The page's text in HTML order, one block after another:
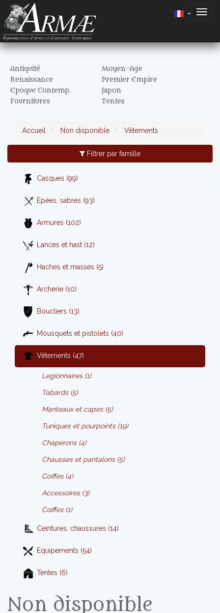
Antiquité
Moyen-Age
Renaissance
Premier Empire
Epoque Contemp.
Japon
Fournitures
Tentes
Accueil Non disponible Vêtements
Filtrer par famille
Casques (99)
Epées, sabres (93)
Armures (102)
Lances et hast (12)
Haches et masses (5)
Archerie (10)
Boucliers (13)
Mousquets et pistolets (40)
Vêtements (47)
Legionnaires (1)
Tabards (5)
Manteaux et capes (5)
Tuniques et pourpoints (19)
Chaperons (4)
Chausses et pantalons (5)
Coiffes (4)
Accessoires (3)
Coiffes (1)
Ceintures, chaussures (14)
Equipements (54)
Tentes (6)
Non disponible